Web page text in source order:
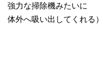
強力な掃除機みたいに
体外へ吸い出してくれる）